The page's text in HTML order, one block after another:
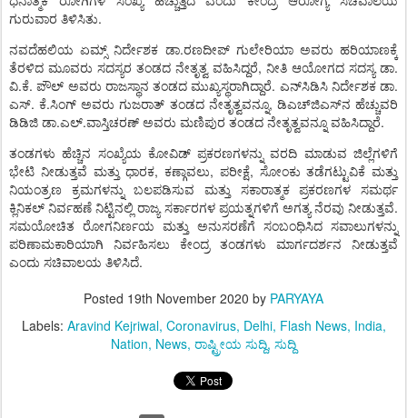
ಗುರುವಾರ ತಿಳಿಸಿತು.
ನವದೆಹಲಿಯ ಏಮ್ಸ್ ನಿರ್ದೇಶಕ ಡಾ.ರಣದೀಪ್ ಗುಲೇರಿಯಾ ಅವರು ಹರಿಯಾಣಕ್ಕೆ
ತೆರಳಿದ ಮೂವರು ಸದಸ್ಯರ ತಂಡದ ನೇತೃತ್ವ ವಹಿಸಿದ್ದರೆ, ನೀತಿ ಆಯೋಗದ ಸದಸ್ಯ ಡಾ.
ವಿ.ಕೆ.ಪೌಲ್ ಅವರು ರಾಜಸ್ಥಾನ ತಂಡದ ಮುಖ್ಯಸ್ಥರಾಗಿದ್ದಾರೆ. ಎನ್ಸಿಡಿಸಿ ನಿರ್ದೇಶಕ ಡಾ.
ಎಸ್.ಕೆ.ಸಿಂಗ್ ಅವರು ಗುಜರಾತ್ ತಂಡದ ನೇತೃತ್ವವನ್ನೂ, ಡಿಎಚ್ಜಿಎಸ್ನ ಹೆಚ್ಚುವರಿ
ಡಿಡಿಜಿ ಡಾ.ಎಲ್.ವಾಸ್ತಿಚರಣ್ ಅವರು ಮಣಿಪುರ ತಂಡದ ನೇತೃತ್ವವನ್ನೂ ವಹಿಸಿದ್ದಾರೆ.
ತಂಡಗಳು ಹೆಚ್ಚಿನ ಸಂಖ್ಯೆಯ ಕೋವಿಡ್ ಪ್ರಕರಣಗಳನ್ನು ವರದಿ ಮಾಡುವ ಜಿಲ್ಲೆಗಳಿಗೆ
ಭೇಟಿ ನೀಡುತ್ತವೆ ಮತ್ತು ಧಾರಕ, ಕಣ್ಗಾವಲು, ಪರೀಕ್ಷೆ, ಸೋಂಕು ತಡೆಗಟ್ಟುವಿಕೆ ಮತ್ತು
ನಿಯಂತ್ರಣ
ಕ್ರಮಗಳನ್ನು ಬಲಪಡಿಸುವ ಮತ್ತು ಸಕಾರಾತ್ಮಕ ಪ್ರಕರಣಗಳ
ಸಮರ್ಥ
ಕ್ಲಿನಿಕಲ್ ನಿರ್ವಹಣೆ ನಿಟ್ಟಿನಲ್ಲಿ ರಾಜ್ಯ ಸರ್ಕಾರಗಳ ಪ್ರಯತ್ನಗಳಿಗೆ ಅಗತ್ಯ ನೆರವು ನೀಡುತ್ತವೆ.
ಸಮಯೋಚಿತ ರೋಗನಿರ್ಣಯ ಮತ್ತು ಅನುಸರಣೆಗೆ ಸಂಬಂಧಿಸಿದ ಸವಾಲುಗಳನ್ನು
ಪರಿಣಾಮಕಾರಿಯಾಗಿ
ನಿರ್ವಹಿಸಲು ಕೇಂದ್ರ ತಂಡಗಳು ಮಾರ್ಗದರ್ಶನ
ನೀಡುತ್ತವೆ
ಎಂದು ಸಚಿವಾಲಯ ತಿಳಿಸಿದೆ.
Posted 19th November 2020 by PARYAYA
Labels: Aravind Kejriwal Coronavirus Delhi Flash News India
Nation News ರಾಷ್ಟ್ರೀಯ ಸುದ್ದಿ ಸುದ್ದಿ